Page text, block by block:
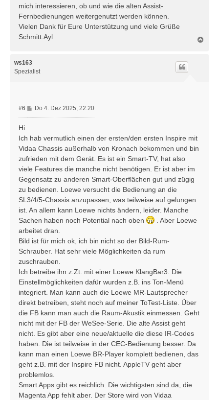
mich interessieren, ob und wie die alten Assist-
Fernbedienungen weitergenutzt werden können.
Vielen Dank für Eure Unterstützung und viele Grüße
Schmitt.Ayl
ws163
Spezialist
#6
B
e
a
g
Do 4. Dez 2025, 22:20
Hi.
Ich hab vermutlich einen der ersten/den ersten Inspire mit
Vidaa Chassis außerhalb von Kronach bekommen und bin
zufrieden mit dem Gerät. Es ist ein Smart-TV, hat also
viele Features die manche nicht benötigen. Er ist aber im
Gegensatz zu anderen Smart-Oberflächen gut und zügig
zu bedienen. Loewe versucht die Bedienung an die
SL3/4/5-Chassis anzupassen, was teilweise auf gelungen
ist. An allem kann Loewe nichts ändern, leider. Manche
Sachen haben noch Potential nach oben
. Aber Loewe
arbeitet dran.
Bild ist für mich ok, ich bin nicht so der Bild-Rum-
Schrauber. Hat sehr viele Möglichkeiten da rum
zuschrauben.
Ich betreibe ihn z.Zt. mit einer Loewe KlangBar3. Die
Einstellmöglichkeiten dafür wurden z.B. ins Ton-Menü
integriert. Man kann auch die Loewe MR-Lautsprecher
direkt betreiben, steht noch auf meiner ToTest-Liste. Über
die FB kann man auch die Raum-Akustik einmessen. Geht
nicht mit der FB der WeSee-Serie. Die alte Assist geht
nicht. Es gibt aber eine neue/aktuelle die diese IR-Codes
haben. Die ist teilweise in der CEC-Bedienung besser. Da
kann man einen Loewe BR-Player komplett bedienen, das
geht z.B. mit der Inspire FB nicht. AppleTV geht aber
problemlos.
Smart Apps gibt es reichlich. Die wichtigsten sind da, die
Magenta App fehlt aber. Der Store wird von Vidaa